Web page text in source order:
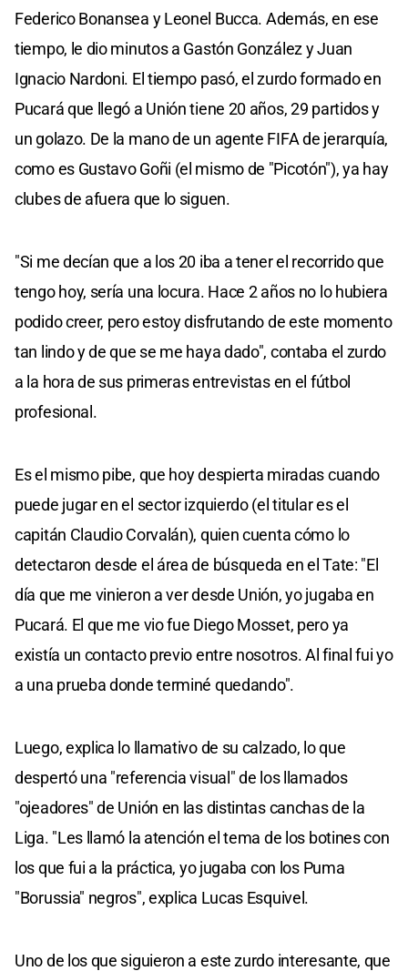
Federico Bonansea y Leonel Bucca. Además, en ese
tiempo, le dio minutos a Gastón González y Juan
Ignacio Nardoni. El tiempo pasó, el zurdo formado en
Pucará que llegó a Unión tiene 20 años, 29 partidos y
un golazo. De la mano de un agente FIFA de jerarquía,
como es Gustavo Goñi (el mismo de "Picotón"), ya hay
clubes de afuera que lo siguen.
"Si me decían que a los 20 iba a tener el recorrido que
tengo hoy, sería una locura. Hace 2 años no lo hubiera
podido creer, pero estoy disfrutando de este momento
tan lindo y de que se me haya dado", contaba el zurdo
a la hora de sus primeras entrevistas en el fútbol
profesional.
Es el mismo pibe, que hoy despierta miradas cuando
puede jugar en el sector izquierdo (el titular es el
capitán Claudio Corvalán), quien cuenta cómo lo
detectaron desde el área de búsqueda en el Tate: "El
día que me vinieron a ver desde Unión, yo jugaba en
Pucará. El que me vio fue Diego Mosset, pero ya
existía un contacto previo entre nosotros. Al final fui yo
a una prueba donde terminé quedando".
Luego, explica lo llamativo de su calzado, lo que
despertó una "referencia visual" de los llamados
"ojeadores" de Unión en las distintas canchas de la
Liga. "Les llamó la atención el tema de los botines con
los que fui a la práctica, yo jugaba con los Puma
"Borussia" negros", explica Lucas Esquivel.
Uno de los que siguieron a este zurdo interesante, que